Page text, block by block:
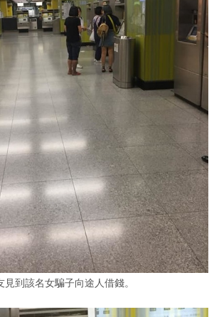
見到該名女騙子向途人借錢。